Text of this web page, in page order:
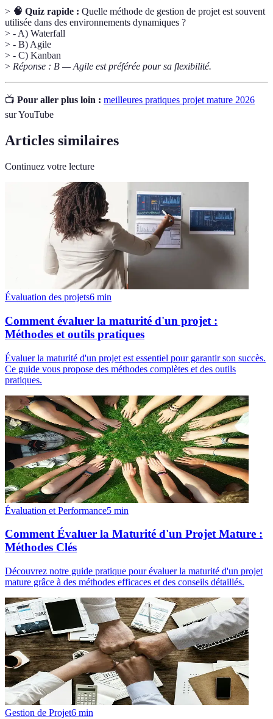
> 🧠 Quiz rapide : Quelle méthode de gestion de projet est souvent
utilisée dans des environnements dynamiques ?
> - A) Waterfall
> - B) Agile
> - C) Kanban
> Réponse : B — Agile est préférée pour sa flexibilité.
📺 Pour aller plus loin : meilleures pratiques projet mature 2026
sur YouTube
Articles similaires
Continuez votre lecture
Évaluation des projets6 min
Comment évaluer la maturité d'un projet :
Méthodes et outils pratiques
Évaluer la maturité d'un projet est essentiel pour garantir son succès.
Ce guide vous propose des méthodes complètes et des outils
pratiques.
Évaluation et Performance5 min
Comment Évaluer la Maturité d'un Projet Mature :
Méthodes Clés
Découvrez notre guide pratique pour évaluer la maturité d'un projet
mature grâce à des méthodes efficaces et des conseils détaillés.
Gestion de Projet6 min